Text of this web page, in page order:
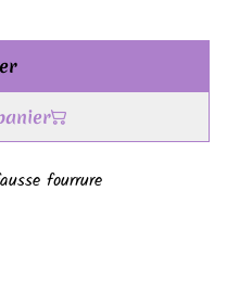
fourrure